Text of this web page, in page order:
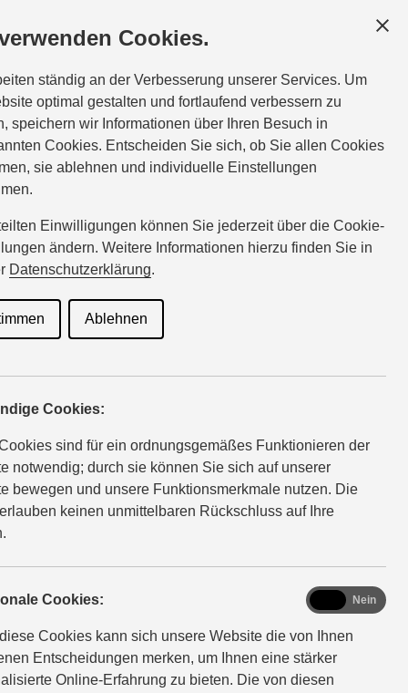
Cookies.
ständig an der Verbesserung unserer Services. Um
optimal gestalten und fortlaufend verbessern zu
speichern wir Informationen über Ihren Besuch in
Cookies. Entscheiden Sie sich, ob Sie allen Cookies
sie ablehnen und individuelle Einstellungen
Einwilligungen können Sie jederzeit über die Cookie-
ändern. Weitere Informationen hierzu finden Sie in
Datenschutzerklärung.
Ablehnen
Cookies:
sind für ein ordnungsgemäßes Funktionieren der
notwendig; durch sie können Sie sich auf unserer
bewegen und unsere Funktionsmerkmale nutzen. Die
keinen unmittelbaren Rückschluss auf Ihre
Cookies:
Cookies kann sich unsere Website die von Ihnen
Entscheidungen merken, um Ihnen eine stärker
Online-Erfahrung zu bieten. Die von diesen
functional
Nein
Original
Auswahl an Zubehör. Natürlich Original von